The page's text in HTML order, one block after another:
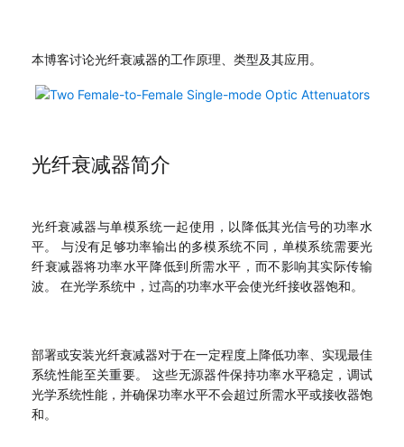
本博客讨论光纤衰减器的工作原理、类型及其应用。
光纤衰减器简介
光纤衰减器与单模系统一起使用，以降低其光信号的功率水
平。 与没有足够功率输出的多模系统不同，单模系统需要光
纤衰减器将功率水平降低到所需水平，而不影响其实际传输
波。 在光学系统中，过高的功率水平会使光纤接收器饱和。
部署或安装光纤衰减器对于在一定程度上降低功率、实现最佳
系统性能至关重要。 这些无源器件保持功率水平稳定，调试
光学系统性能，并确保功率水平不会超过所需水平或接收器饱
和。